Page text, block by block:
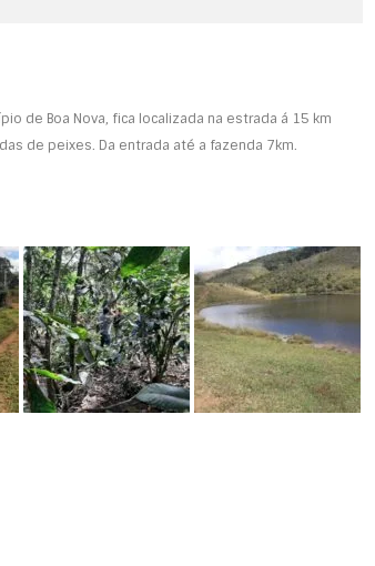
de Boa Nova, fica localizada na estrada á 15 km
de peixes. Da entrada até a fazenda 7km.